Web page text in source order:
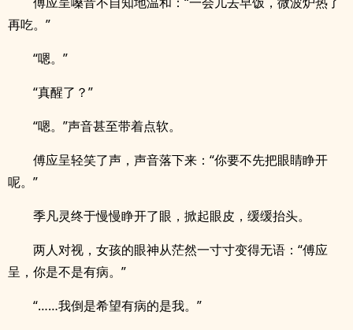
再吃。”
“嗯。”
“真醒了？”
“嗯。”声音甚至带着点软。
傅应呈轻笑了声，声音落下来：“你要不先把眼睛睁开
呢。”
季凡灵终于慢慢睁开了眼，掀起眼皮，缓缓抬头。
两人对视，女孩的眼神从茫然一寸寸变得无语：“傅应
呈，你是不是有病。”
“……我倒是希望有病的是我。”